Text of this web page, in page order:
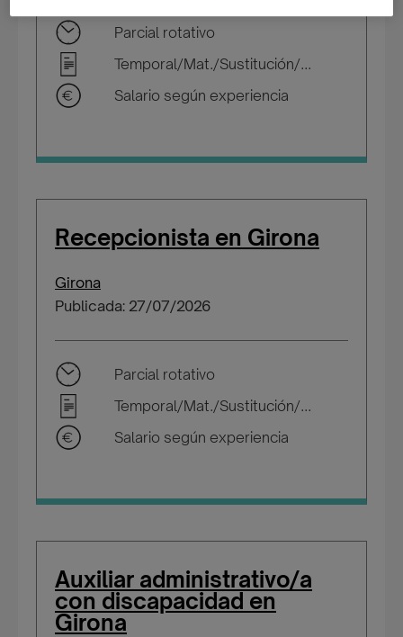
Parcial rotativo
Temporal/Mat./Sustitución/...
Salario según experiencia
Recepcionista en Girona
Girona
Publicada: 27/07/2026
Parcial rotativo
Temporal/Mat./Sustitución/...
Salario según experiencia
Auxiliar administrativo/a
con discapacidad en
Girona